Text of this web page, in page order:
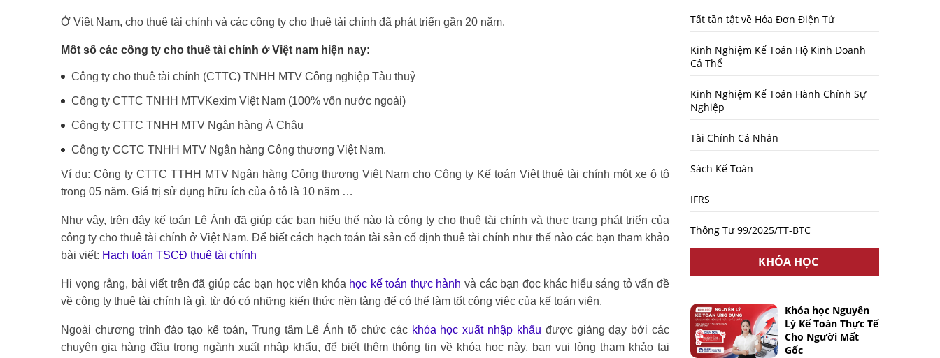
Ở Việt Nam, cho thuê tài chính và các công ty cho thuê tài chính đã phát triển gần 20 năm.
Môt số các công ty cho thuê tài chính ở Việt nam hiện nay:
Công ty cho thuê tài chính (CTTC) TNHH MTV Công nghiệp Tàu thuỷ
Công ty CTTC TNHH MTVKexim Việt Nam (100% vốn nước ngoài)
Công ty CTTC TNHH MTV Ngân hàng Á Châu
Công ty CCTC TNHH MTV Ngân hàng Công thương Việt Nam.
Ví dụ: Công ty CTTC TTHH MTV Ngân hàng Công thương Việt Nam cho Công ty Kế toán Việt thuê tài chính một xe ô tô
trong 05 năm. Giá trị sử dụng hữu ích của ô tô là 10 năm …
Như vậy, trên đây kế toán Lê Ánh đã giúp các bạn hiểu thế nào là công ty cho thuê tài chính và thực trạng phát triển của
công ty cho thuê tài chính ở Việt Nam. Để biết cách hạch toán tài sản cố định thuê tài chính như thế nào các bạn tham khảo
bài viết: Hạch toán TSCĐ thuê tài chính
Hi vọng rằng, bài viết trên đã giúp các bạn học viên khóa học kế toán thực hành và các bạn đọc khác hiểu sáng tỏ vấn đề
về công ty thuê tài chính là gì, từ đó có những kiến thức nền tảng để có thể làm tốt công việc của kế toán viên.
Ngoài chương trình đào tạo kế toán, Trung tâm Lê Ánh tổ chức các khóa học xuất nhập khẩu được giảng dạy bởi các
chuyên gia hàng đầu trong ngành xuất nhập khẩu, để biết thêm thông tin về khóa học này, bạn vui lòng tham khảo tại
Tất tần tật về Hóa Đơn Điện Tử
Kinh Nghiệm Kế Toán Hộ Kinh Doanh
Cá Thể
Kinh Nghiệm Kế Toán Hành Chính Sự
Nghiệp
Tài Chính Cá Nhân
Sách Kế Toán
IFRS
Thông Tư 99/2025/TT-BTC
KHÓA HỌC
Khóa học Nguyên
Lý Kế Toán Thực Tế
Cho Người Mất
Gốc